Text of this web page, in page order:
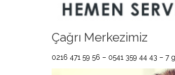
Çağrı Merkezimiz
0216 471 59 56 – 0541 359 44 43 – 7